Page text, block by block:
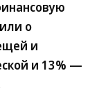
о
и
и 13% —